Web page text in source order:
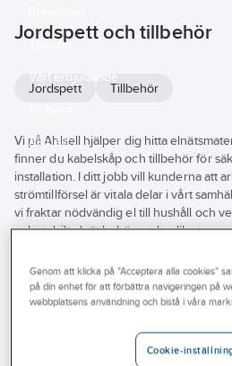
Tjänster
Vårt erbjudande
Aktuellt
Jordspett och tillbehör
Jordspett Tillbehör
Vi på Ahlsell hjälper dig hitta
finner du kabelskåp och tillbehör för
installation. I ditt jobb vill kunderna att
strömtillförsel är vitala delar i vårt
vi fraktar nödvändig el till hushåll och
och stabilt elnät behöver du olika typer
gatubelysningsskåp och flera andra
flertalet stora leverantörer. Utforska
elnätsmaterial och tillbehör här i
Lagerförd
Genom att klicka på "Acceptera alla cookies"
på din enhet för att förbättra navigeringen på
webbplatsens användning och bistå i våra
Cookie-